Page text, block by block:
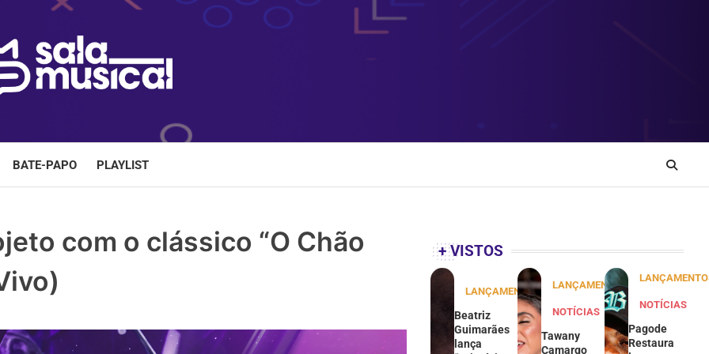
BATE-PAPO PLAYLIST
com o clássico “O Chão
+ VISTOS
LANÇAMENTOS
Beatriz
Guimarães
lança
LANÇAMENTOS
NOTÍCIAS
Tawany
Camargo
NOTÍCIAS
Pagode
Restaura